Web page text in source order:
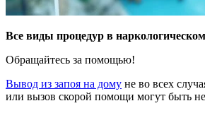
Все виды процедур в
Обращайтесь за помощью!
Вывод из запоя на дому не во всех
или вызов скорой помощи могут быть